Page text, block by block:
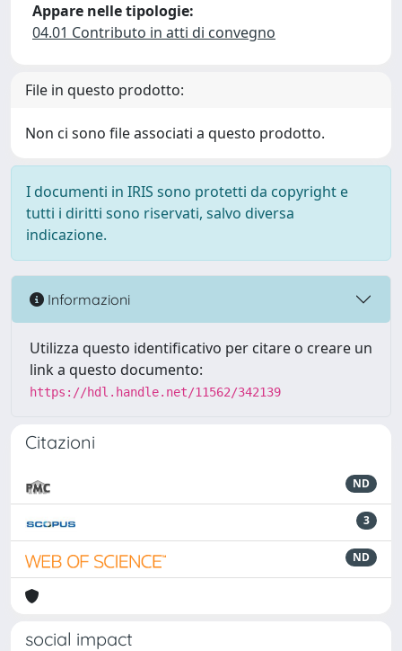
Appare nelle tipologie:
04.01 Contributo in atti di convegno
File in questo prodotto:
Non ci sono file associati a questo prodotto.
I documenti in IRIS sono protetti da copyright e
tutti i diritti sono riservati, salvo diversa
indicazione.
Informazioni
Utilizza questo identificativo per citare o creare un
link a questo documento:
https://hdl.handle.net/11562/342139
Citazioni
ND
3
ND
social impact